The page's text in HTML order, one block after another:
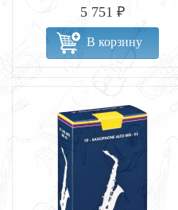
5 751 ₽
В корзину